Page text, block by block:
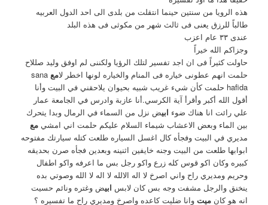
هذه الرويا من سنتين حينما انتقلت من بلدى الى احد الدول العربيه
طالباً للرزق يعنى فى ثالث شهر من مكوثى فى هذه البلد
عندى ٣٣ عام اعزب
وجزاكم الله خيراً
حاولت كثيراً فى ان اجد تفسير لتلك الرؤيا ولكننى لم اوفق وليد صللاح
حلمت انهم عطونى خياره فى المنام والخياره لونها اخطر لامع sana
hafida حلمت كأن شيء غريب شبيه بحيوان يلاحقني في البيت وأنا
أقول الله أكبر وأقرأ آية الكرسي.أنا عازبة وادرس في الجامعة عمار
علي رائت انا هناك ضوء ابيض نزل من السماء في الرمال وبدا يتحرك
بين الماء وبعض الاعشاب شيماء السلام عليكم حلمت اني امشيمع
مديري في البيت وفجأه كال اغسل السياره طلعت كتله سيارتك مفتوحه
ابوابها طلعت من البيت وجنه خايفين اثنينه وبعدين فجأه صرن بحديقه
كبيره وكان اكو قوس كله زرع واكو رجل بس ما اعرفه واكو اطفال
وحريم ومديري راح واني اصرخ لا اله الالله لا اله لا الله وصوتي بده
ينخنق والرجل مشفت وجه بس كان لابس ابيض وغتره ونائم حسيت
انه هو كانميت وانا ضليت كاعده واصرخ ومديري راح ما تفسيره ؟